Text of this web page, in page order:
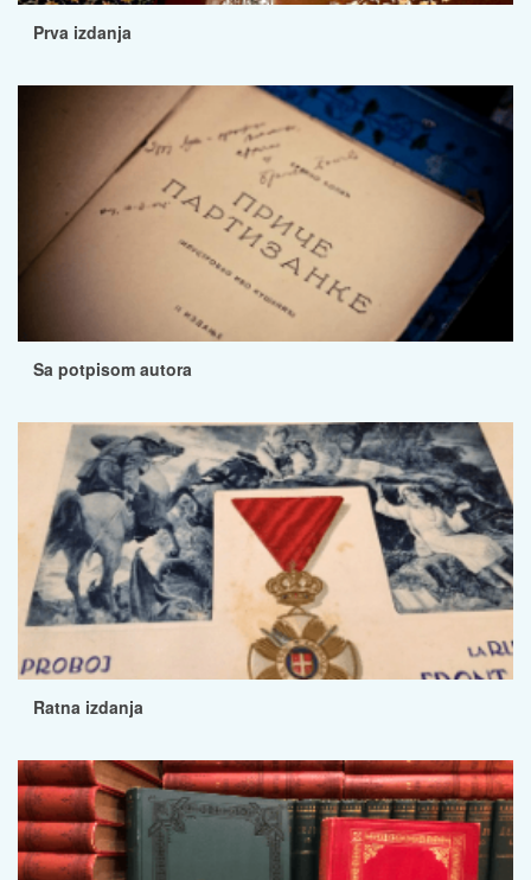
Prva izdanja
Sa potpisom autora
Ratna izdanja